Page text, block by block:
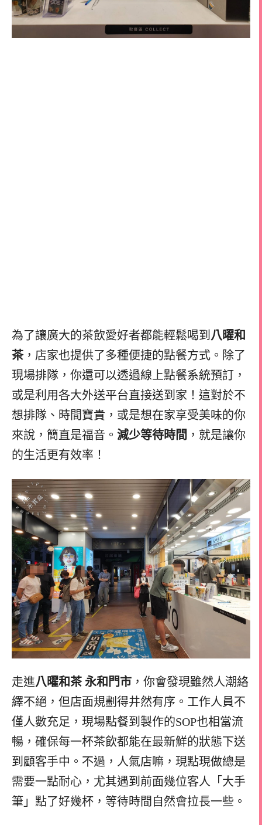
為了讓廣大的茶飲愛好者都能輕鬆喝到 八曜和
茶，店家也提供了多種便捷的點餐方式。除了
現場排隊，你還可以透過線上點餐系統預訂，
或是利用各大外送平台直接送到家！這對於不
想排隊、時間寶貴，或是想在家享受美味的你
來說，簡直是福音。 減少等待時間 ，就是讓你
的生活更有效率！
走進八曜和茶 永和門市 ，你會發現雖然人潮絡
繹不絕，但店面規劃得井然有序。工作人員不
僅人數充足，現場點餐到製作的SOP也相當流
暢，確保每一杯茶飲都能在最新鮮的狀態下送
到顧客手中。不過，人氣店嘛，現點現做總是
需要一點耐心，尤其遇到前面幾位客人「大手
筆」點了好幾杯，等待時間自然會拉長一些。